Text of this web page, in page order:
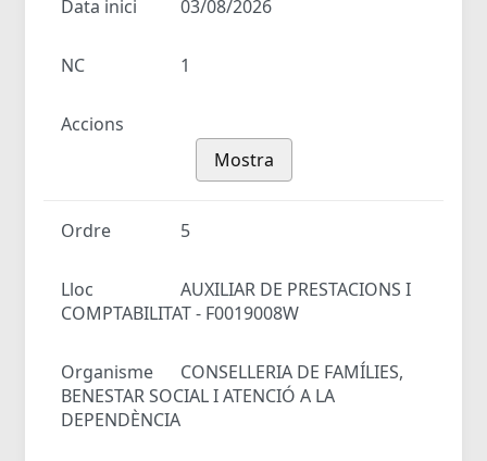
Data inici 03/08/2026
NC 1
Accions
Mostra
Ordre 5
Lloc
AUXILIAR DE PRESTACIONS I
COMPTABILITAT - F0019008W
Organisme
CONSELLERIA DE FAMÍLIES,
BENESTAR SOCIAL I ATENCIÓ A LA
DEPENDÈNCIA